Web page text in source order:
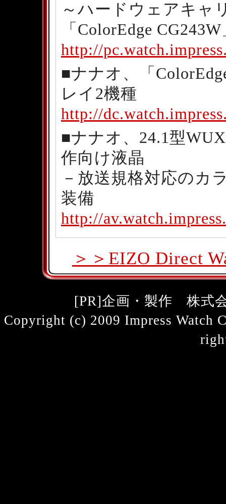
～ハードウェアキャ
「ColorEdge
http://
■ナナオ、「
レイ2機種
http://
■ナナオ、24.1型
作向け液晶
－放送規格対応のカ
装備
http://
＞＞EIZO Direct
[PR]企画・製作 株式
Copyright (c) 2009 Impress Watch